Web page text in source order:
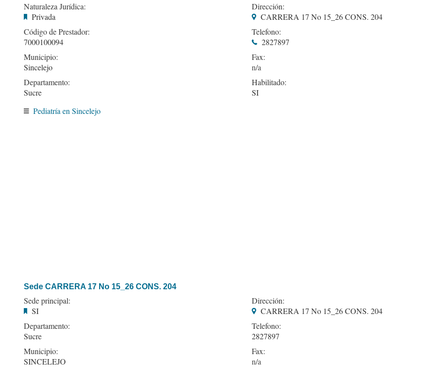
Naturaleza Jurídica:
Privada
Código de Prestador:
7000100094
Municipio:
Sincelejo
Departamento:
Sucre
Dirección:
CARRERA 17 No 15_26 CONS. 204
Telefono:
2827897
Fax:
Habilitado:
SI
Pediatría en Sincelejo
Sede CARRERA 17 No 15_26 CONS. 204
Sede principal:
SI
Departamento:
Sucre
Municipio:
SINCELEJO
Dirección:
CARRERA 17 No 15_26 CONS. 204
Telefono:
2827897
Fax: